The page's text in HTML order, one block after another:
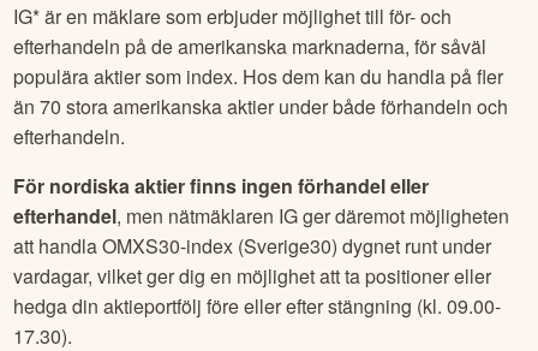
IG* är en mäklare som erbjuder möjlighet till för- och
efterhandeln på de amerikanska marknaderna, för såväl
populära aktier som index. Hos dem kan du handla på fler
än 70 stora amerikanska aktier under både förhandeln och
efterhandeln.
För nordiska aktier finns ingen förhandel eller
efterhandel, men nätmäklaren IG ger däremot möjligheten
att handla OMXS30-index (Sverige30) dygnet runt under
vardagar, vilket ger dig en möjlighet att ta positioner eller
hedga din aktieportfölj före eller efter stängning (kl. 09.00-
17.30).